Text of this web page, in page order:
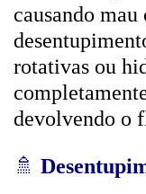
causando
rotativas ou
devolvendo o
🚿